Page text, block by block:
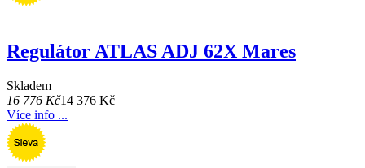
Regulátor ATLAS ADJ 62X Mares
Skladem
16 776 Kč14 376 Kč
Více info ...